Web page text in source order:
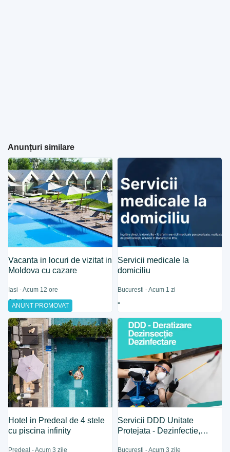
Anunțuri similare
ANUNT PROMOVAT
Vacanta in locuri de vizitat in
Moldova cu cazare
Iasi - Acum 12 ore
1 lei
Servicii medicale la
domiciliu
Bucuresti - Acum 1 zi
-
Hotel in Predeal de 4 stele
cu piscina infinity
Predeal - Acum 3 zile
Servicii DDD Unitate
Protejata - Dezinfectie,
Bucuresti - Acum 3 zile